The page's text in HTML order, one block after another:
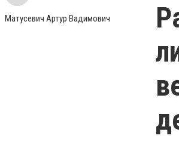
Матусевич Артур Вадимович